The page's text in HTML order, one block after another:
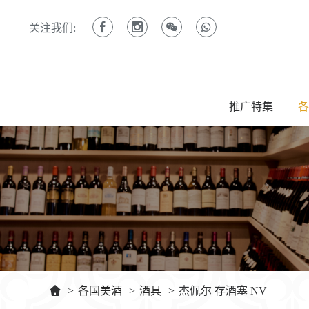
关注我们:
推广特集
> 各国美酒 > 酒具 > 杰佩尔 存酒塞 NV